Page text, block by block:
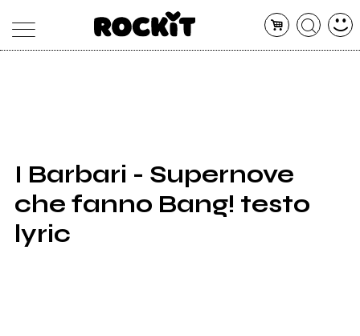
SHOP
RADIO
I Barbari - Supernove
che fanno Bang! testo
lyric